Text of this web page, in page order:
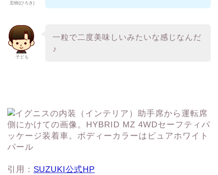
宏樹(ひろき)
子ども
一粒で二度美味しいみたいな感じなんだ
♪
引用： SUZUKI公式HP